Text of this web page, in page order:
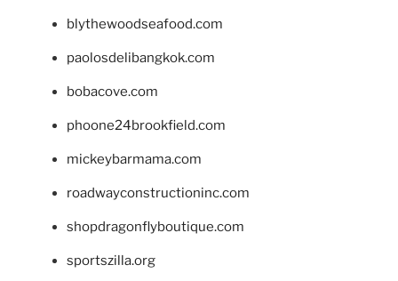
blythewoodseafood.com
paolosdelibangkok.com
bobacove.com
phoone24brookfield.com
mickeybarmama.com
roadwayconstructioninc.com
shopdragonflyboutique.com
sportszilla.org